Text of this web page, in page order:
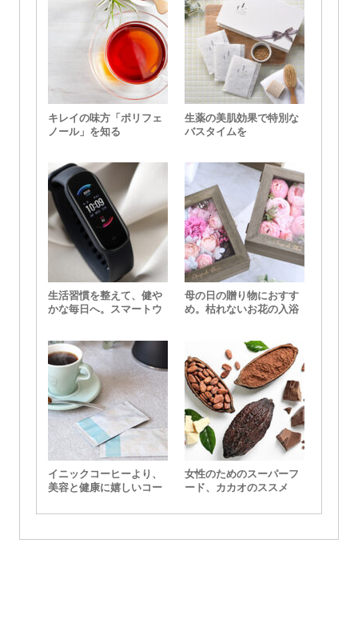
キレイの味方「ポリフェ
ノール」を知る
生薬の美肌効果で特別な
バスタイムを
生活習慣を整えて、健や
かな毎日へ。スマートウ
ト）
母の日の贈り物におすす
め。枯れないお花の入浴
イニックコーヒーより、
美容と健康に嬉しいコー
女性のためのスーパーフ
ード、カカオのススメ